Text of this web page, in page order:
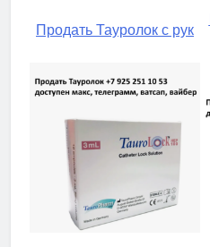
Продать Тауролок с рук